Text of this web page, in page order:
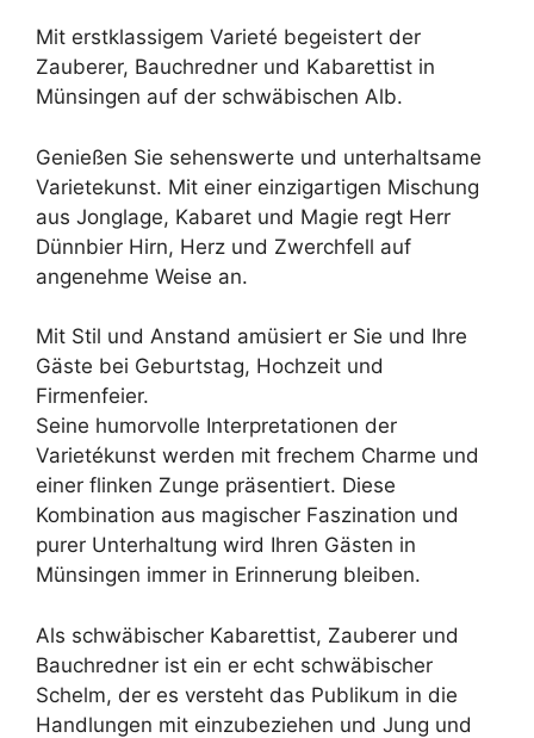
Mit erstklassigem Varieté begeistert der
Zauberer, Bauchredner und Kabarettist in
Münsingen auf der schwäbischen Alb.
Genießen Sie sehenswerte und unterhaltsame
Varietekunst. Mit einer einzigartigen Mischung
aus Jonglage, Kabaret und Magie regt Herr
Dünnbier Hirn, Herz und Zwerchfell auf
angenehme Weise an.
Mit Stil und Anstand amüsiert er Sie und Ihre
Gäste bei Geburtstag, Hochzeit und
Firmenfeier.
Seine humorvolle Interpretationen der
Varietékunst werden mit frechem Charme und
einer flinken Zunge präsentiert. Diese
Kombination aus magischer Faszination und
purer Unterhaltung wird Ihren Gästen in
Münsingen immer in Erinnerung bleiben.
Als schwäbischer Kabarettist, Zauberer und
Bauchredner ist ein er echt schwäbischer
Schelm, der es versteht das Publikum in die
Handlungen mit einzubeziehen und Jung und